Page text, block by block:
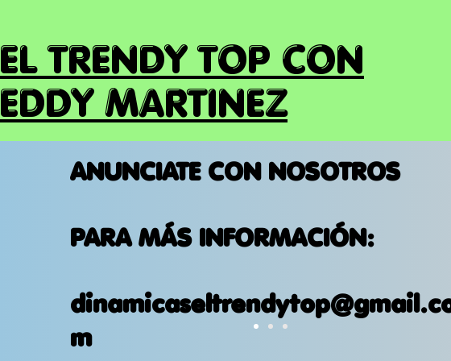
EL TRENDY TOP CON
EDDY MARTINEZ
ANUNCIATE CON NOSOTROS
PARA MÁS INFORMACIÓN:
m